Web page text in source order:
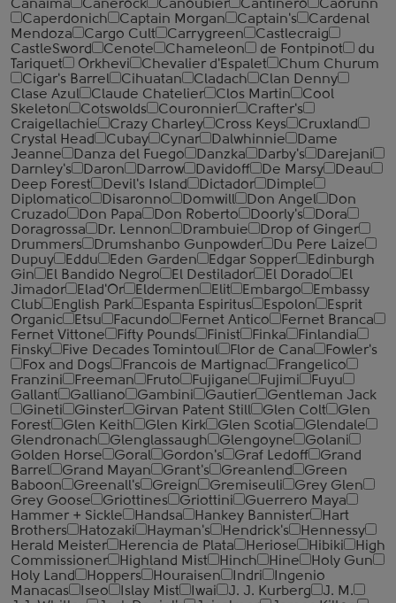
Canaima Canerock Canoubier Cantinero
Caorunn
Caperdonich
Captain Morgan Captain's
Cardenal
Mendoza
Cargo Cult Carrygreen
Castlecraig
CastleSword
Cenote Chameleon de Fontpinot
du
Tariquet
Orkhevi Chevalier d'Espalet
Chum Churum
Cigar's Barrel
Cihuatan Cladach
Clan Denny
Clase Azul
Claude Chatelier Clos Martin
Cool
Skeleton
Cotswolds Couronnier
Crafter's
Craigellachie
Crazy Charley Cross Keys
Cruxland
Crystal Head
Cubay Cynar Dalwhinnie
Dame
Jeanne
Danza del Fuego Danzka Darby's
Darejani
Darnley's
Daron Darrow Davidoff De Marsy
Deau
Deep Forest
Devil's Island Dictador
Dimple
Diplomatico
Disaronno Domwill Don Angel
Don
Cruzado
Don Papa Don Roberto Doorly's
Dora
Doragrossa
Dr. Lennon Drambuie
Drop of Ginger
Drummers
Drumshanbo Gunpowder
Du Pere Laize
Dupuy
Eddu Eden Garden Edgar Sopper
Edinburgh
Gin
El Bandido Negro El Destilador El Dorado
El
Jimador
Elad'Or Eldermen Elit Embargo
Embassy
Club
English Park Espanta Espiritus Espolon
Esprit
Organic
Etsu Facundo Fernet Antico
Fernet Branca
Fernet Vittone
Fifty Pounds Finist Finka
Finlandia
Finsky
Five Decades Tomintoul Flor de Cana
Fowler's
Fox and Dogs
Francois de Martignac
Frangelico
Franzini
Freeman Fruto Fujigane Fujimi
Fuyu
Gallant
Galliano Gambini Gautier
Gentleman Jack
Gineti
Ginster Girvan Patent Still Glen Colt
Glen
Forest
Glen Keith Glen Kirk Glen Scotia
Glendale
Glendronach
Glenglassaugh Glengoyne
Golani
Golden Horse
Goral Gordon's Graf Ledoff
Grand
Barrel
Grand Mayan Grant's Greanlend
Green
Baboon
Greenall's Greign Gremiseuli
Grey Glen
Grey Goose
Griottines Griottini
Guerrero Maya
Hammer + Sickle
Handsa Hankey Bannister
Hart
Brothers
Hatozaki Hayman's Hendrick's
Hennessy
Herald Meister
Herencia de Plata Heriose Hibiki
High
Commissioner
Highland Mist Hinch Hine
Holy Gun
Holy Land
Hoppers Houraisen Indri
Ingenio
Manacas
Iseo Islay Mist Iwai J. J. Kurberg
J. M.